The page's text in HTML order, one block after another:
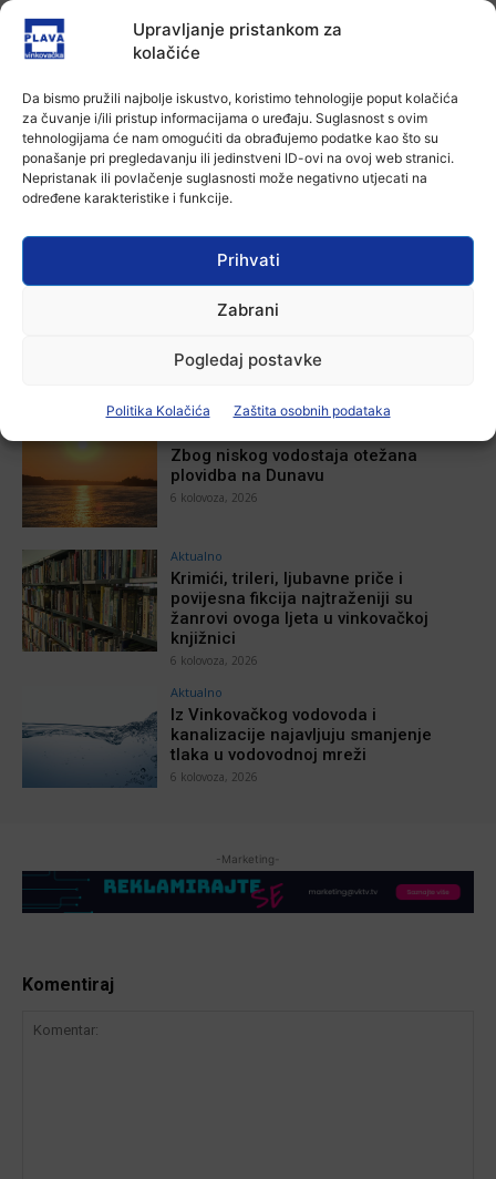
Upravljanje pristankom za
kolačiće
Da bismo pružili najbolje iskustvo, koristimo tehnologije poput kolačića
za čuvanje i/ili pristup informacijama o uređaju. Suglasnost s ovim
tehnologijama će nam omogućiti da obrađujemo podatke kao što su
ponašanje pri pregledavanju ili jedinstveni ID-ovi na ovoj web stranici.
Nepristanak ili povlačenje suglasnosti može negativno utjecati na
određene karakteristike i funkcije.
Prihvati
Zabrani
Pogledaj postavke
Politika Kolačića Zaštita osobnih podataka
knjižnici
Ana Tokić
Iz Vinkovačkog vodovoda i
kanalizacije najavljuju smanjenje
tlaka u vodovodnoj mreži
Ana Tokić 6 kolovoza, 2026
Aktualno
7 kolovoza, 2026
Zbog niskog vodostaja otežana
plovidba na Dunavu
6 kolovoza, 2026
Aktualno
Krimići, trileri, ljubavne priče i
povijesna fikcija najtraženiji su
žanrovi ovoga ljeta u vinkovačkoj
knjižnici
6 kolovoza, 2026
Aktualno
Iz Vinkovačkog vodovoda i
kanalizacije najavljuju smanjenje
tlaka u vodovodnoj mreži
6 kolovoza, 2026
-Marketing-
Komentiraj